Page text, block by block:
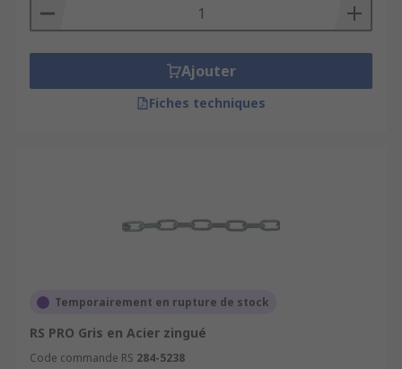
Ajouter
Fiches techniques
Temporairement en rupture de stock
RS PRO Gris en Acier zingué
Code commande RS 284-5238